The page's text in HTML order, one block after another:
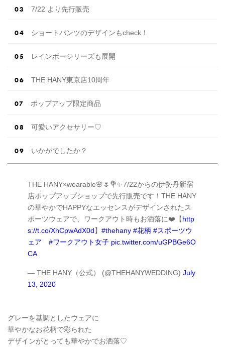
7/22 より先行販売
ショートパンツのデザインもcheck！
レインボーシリーズも展開
THE HANY東京店10周年
ポップアップ限定商品
可愛いアクセサリー♡
いかがでしたか？
THE HANY×wearable🌸🌷💐✨7/22からの伊勢丹新宿
店ポップアップショップで先行販売です！THE HANY
の華やかでHAPPYなエッセンスがデザインされたス
ポーツウェアで、ワークアウト時もお洒落に❤️【http
s://t.co/XhCpwAdX0d】 #thehany #花柄 #スポーツウ
ェア
#ワークアウト女子 pic.twitter.com/uGPBGe6O
CA
— THE HANY（公式） (@THEHANYWEDDING) July
13, 2020
グレーを基調としたウェアに
華やかなお花柄で彩られた
デザインがとっても華やかでお洒落♡